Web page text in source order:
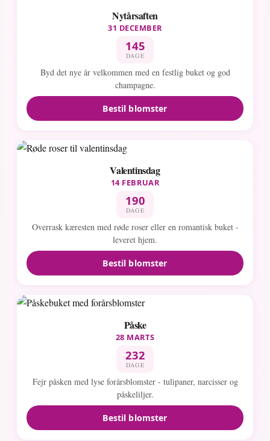
Nytårsaften
31 DECEMBER
145
DAGE
Byd det nye år velkommen med en festlig buket og god
champagne.
Bestil blomster
Valentinsdag
14 FEBRUAR
190
DAGE
Overrask kæresten med røde roser eller en romantisk buket -
leveret hjem.
Bestil blomster
Påske
28 MARTS
232
DAGE
Fejr påsken med lyse forårsblomster - tulipaner, narcisser og
påskeliljer.
Bestil blomster